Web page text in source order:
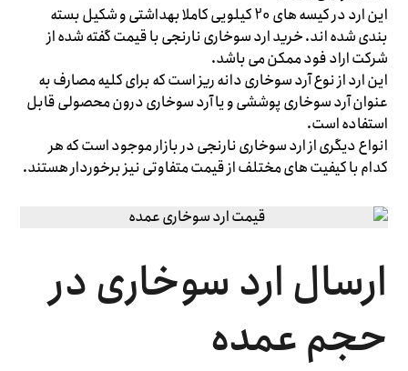
این ارد در کیسه های 20 کیلویی کاملا بهداشتی و شکیل بسته
بندی شده اند. خرید ارد سوخاری نارنجی با قیمت گفته شده از
شرکت اراد فود ممکن می باشد.
این ارد از نوع آرد سوخاری دانه ریز است که برای کلیه مصارف به
عنوان آرد سوخاری پوششی و یا آرد سوخاری درون محصولی قابل
استفاده است.
انواع دیگری از ارد سوخاری نارنجی در بازار موجود است که هر
کدام با کیفیت های مختلف از قیمت متفاوتی نیز برخوردار هستند.
ارسال ارد سوخاری در
حجم عمده